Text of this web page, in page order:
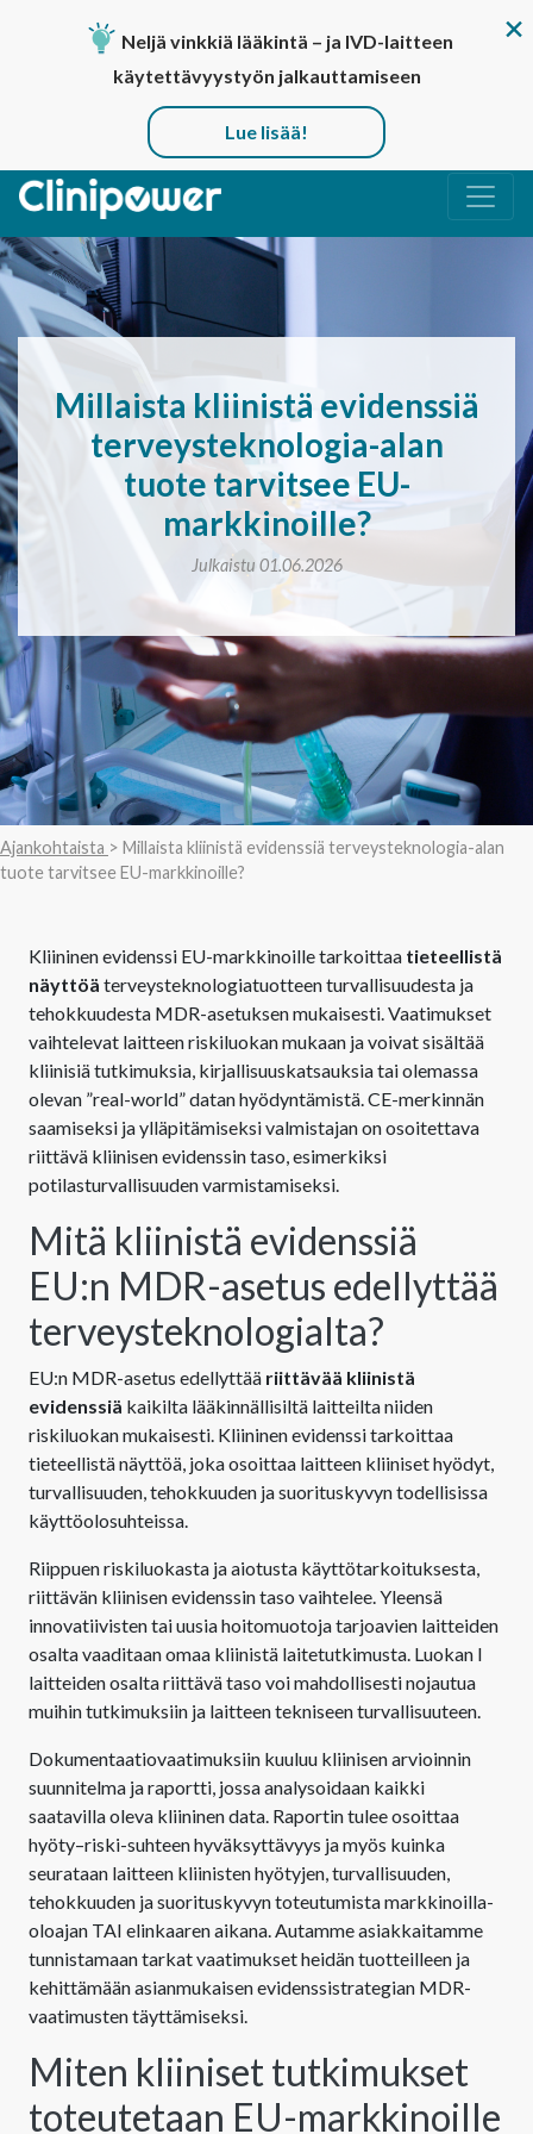
Päävalikko
Millaista kliinistä evidenssiä
terveysteknologia-alan
tuote tarvitsee EU-
markkinoille?
Julkaistu 01.06.2026
Ajankohtaista > Millaista kliinistä evidenssiä terveysteknologia-alan
tuote tarvitsee EU-markkinoille?
Kliininen evidenssi EU-markkinoille tarkoittaa tieteellistä
näyttöä terveysteknologiatuotteen turvallisuudesta ja
tehokkuudesta MDR-asetuksen mukaisesti. Vaatimukset
vaihtelevat laitteen riskiluokan mukaan ja voivat sisältää
kliinisiä tutkimuksia, kirjallisuuskatsauksia tai olemassa
olevan ”real-world” datan hyödyntämistä. CE-merkinnän
saamiseksi ja ylläpitämiseksi valmistajan on osoitettava
riittävä kliinisen evidenssin taso, esimerkiksi
potilasturvallisuuden varmistamiseksi.
Mitä kliinistä evidenssiä
EU:n MDR-asetus edellyttää
terveysteknologialta?
EU:n MDR-asetus edellyttää riittävää kliinistä
evidenssiä kaikilta lääkinnällisiltä laitteilta niiden
riskiluokan mukaisesti. Kliininen evidenssi tarkoittaa
tieteellistä näyttöä, joka osoittaa laitteen kliiniset hyödyt,
turvallisuuden, tehokkuuden ja suorituskyvyn todellisissa
käyttöolosuhteissa.
Riippuen riskiluokasta ja aiotusta käyttötarkoituksesta,
riittävän kliinisen evidenssin taso vaihtelee. Yleensä
innovatiivisten tai uusia hoitomuotoja tarjoavien laitteiden
osalta vaaditaan omaa kliinistä laitetutkimusta. Luokan I
laitteiden osalta riittävä taso voi mahdollisesti nojautua
muihin tutkimuksiin ja laitteen tekniseen turvallisuuteen.
Dokumentaatiovaatimuksiin kuuluu kliinisen arvioinnin
suunnitelma ja raportti, jossa analysoidaan kaikki
saatavilla oleva kliininen data. Raportin tulee osoittaa
hyöty–riski-suhteen hyväksyttävyys ja myös kuinka
seurataan laitteen kliinisten hyötyjen, turvallisuuden,
tehokkuuden ja suorituskyvyn toteutumista markkinoilla-
oloajan TAI elinkaaren aikana. Autamme asiakkaitamme
tunnistamaan tarkat vaatimukset heidän tuotteilleen ja
kehittämään asianmukaisen evidenssistrategian MDR-
vaatimusten täyttämiseksi.
Miten kliiniset tutkimukset
toteutetaan EU-markkinoille
Neljä vinkkiä lääkintä – ja IVD-laitteen
käytettävyystyön jalkauttamiseen
Lue lisää!